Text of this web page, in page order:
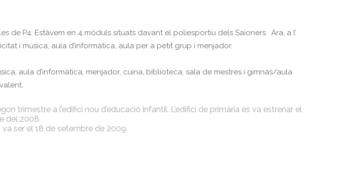
de P4. Estàvem en 4 mòduls situats davant el poliesportiu dels Saioners. Ara, a l’
i música, aula d’informàtica, aula per a petit grup i menjador.
aula d’informàtica, menjador, cuina, biblioteca, sala de mestres i gimnàs/aula
trimestre a l’edifici nou d’educació infantil. L’edifici de primària es va estrenar el
del 2008.
ser el 18 de setembre de 2009.